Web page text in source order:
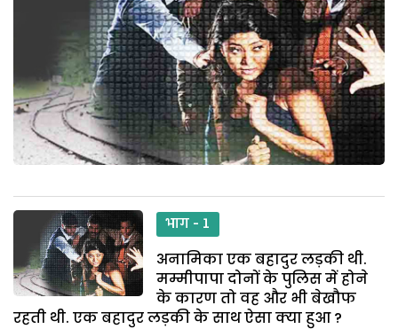
भाग - 1
अनामिका एक बहादुर लड़की थी.
मम्मीपापा दोनों के पुलिस में होने
के कारण तो वह और भी बेखौफ
रहती थी. एक बहादुर लड़की के साथ ऐसा क्या हुआ ?